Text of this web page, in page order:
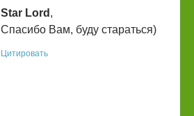
Star Lord ,
Спасибо Вам, буду стараться)
Цитировать